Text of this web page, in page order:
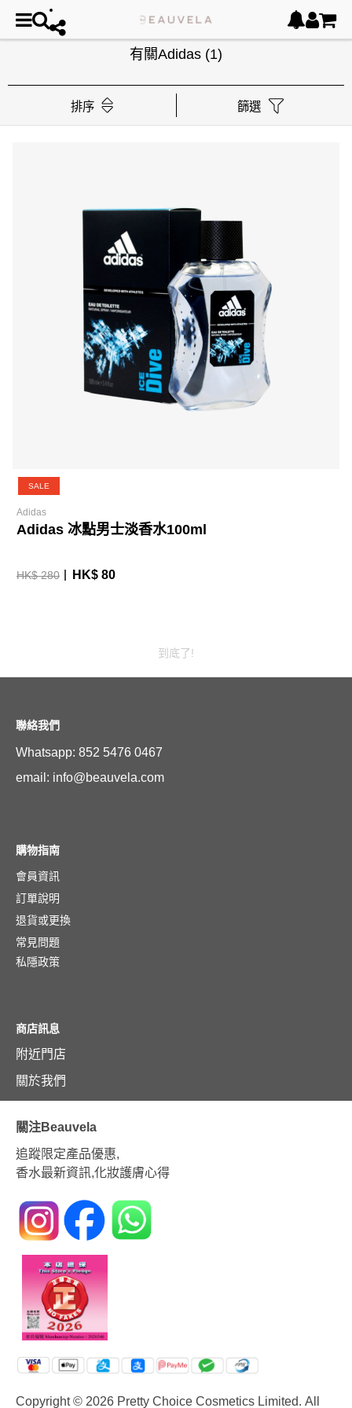
有關Adidas (1)
排序 篩選
SALE
Adidas
Adidas 冰點男士淡香水100ml
HK$ 280 HK$ 80
到底了!
聯絡我們
Whatsapp: 852 5476 0467
email: info@beauvela.com
購物指南
會員資訊
訂單說明
退貨或更換
常見問題
私隱政策
商店訊息
附近門店
關於我們
關注Beauvela
追蹤限定產品優惠,
香水最新資訊,化妝護膚心得
Copyright © 2026 Pretty Choice Cosmetics Limited. All